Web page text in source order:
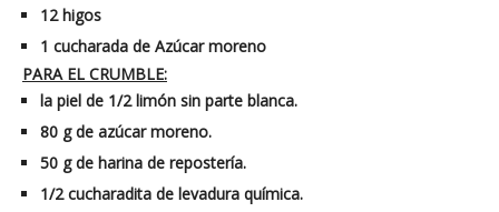
12 higos
1 cucharada de Azúcar moreno
PARA EL CRUMBLE:
la piel de 1/2 limón sin parte blanca.
80 gde azúcar moreno.
50 gde harina de repostería.
1/2 cucharadita de levadura química.